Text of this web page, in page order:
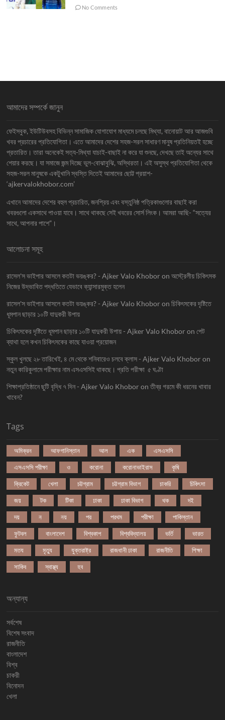
No Comments
আমাদের সম্পর্কে জানুন
ফেইসবুক, ইউটিউবসহ বিভিন্ন সামাজিক যোগাযোগ মাধ্যমে চলছে মিথ্যা, বানোয়াট আর আজগুবি
খবর প্রচারের প্রতিযোগিতা। এতে আমাদের দেশের সহজ-সরল সাধারণ মানুষ প্রতিনিয়তই হচ্ছে
প্রতারিত। তারা অনেকেই সত্য-মিথ্যা যাচাই-বাছাই না করে যা শুনছে, দেখছে তাই অন্যের সাথে
শেয়ার করছে। যা সমাজে জন্ম দিচ্ছে ভুল-বোঝাবুঝি, অস্থিরতা। এই অসুস্থ প্রতিযোগিতা থেকে
সহজ-সরল মানুষকে একটুখানি স্বস্তি দিতেই আমাদের ছোট্ট প্রয়াশ-
‘ajkervalokhobor.com’
এখানে আমাদের দেশের বহুল প্রচারিত, জনপ্রিয় এবং বস্তুনিষ্ঠ পত্রিকাগুলোর বাছাই করা
খবরগুলো একসাথে পাওয়া যাবে। সাথে থাকছে সেই খবরের সোর্স লিংক। আমরা আছি- “সত্যের
সাথে, আপনার পাশে”।
আলোচনা সমূহ
রাসেল'স ভাইপার আসলে কতটা ভয়ঙ্কর? - Ajker Valo Khobor onঅস্ট্রেলীয় চিকিৎসক
নিজের উদ্ভাবিত পদ্ধতিতে যেভাবে ক্যান্সারমুক্ত হলেন
রাসেল'স ভাইপার আসলে কতটা ভয়ঙ্কর? - Ajker Valo Khobor onচিকিৎসকের দৃষ্টিতে
ধূমপান ছাড়ার ১০টি যাদুকরী উপায়
চিকিৎসকের দৃষ্টিতে ধূমপান ছাড়ার ১০টি যাদুকরী উপায় - Ajker Valo Khobor onপেট
ব্যাথা হলে কখন চিকিৎসকের কাছে যাওয়া প্রয়োজন
স্কুল খুলছে ২৮ তারিখেই, ৪ মে থেকে শনিবারেও চলবে ক্লাস - Ajker Valo Khobor on
নতুন কারিকুলামে পরীক্ষার নাম এসএসসিই থাকছে। প্রতি পরীক্ষা ৫ ঘণ্টা
শিক্ষাপ্রতিষ্ঠানে ছুটি বৃদ্ধি ৭ দিন - Ajker Valo Khobor onতীব্র গরমে কী ধরনের খাবার
খাবেন?
Tags
অমিক্রন আফগানিস্তান আল এক এসএসসি
এসএসসি পরীক্ষা ও করোনা করোনাভাইরাস কৃষি
ক্রিকেট খেলা চট্টগ্রাম চট্টগ্রাম বিভাগ চাকরি চিকিৎসা
জয় টক টিকা ঢাকা ঢাকা বিভাগ থক দই
দয় ন নয় পর পরথম পরীক্ষা পাকিস্তান
ফুটবল বাংলাদেশ বিশ্বকাপ বিশ্ববিদ্যালয় ভর্তি ভারত
মতয মৃত্যু যুক্তরাষ্ট্র রাজধানী ঢাকা রাজনীতি শিক্ষা
সাকিব স্বাস্থ্য হব
অন্যান্য
সর্বশেষ
বিশেষ সংবাদ
রাজনীতি
বাংলাদেশ
বিশ্ব
চাকরী
বিনোদন
খেলা